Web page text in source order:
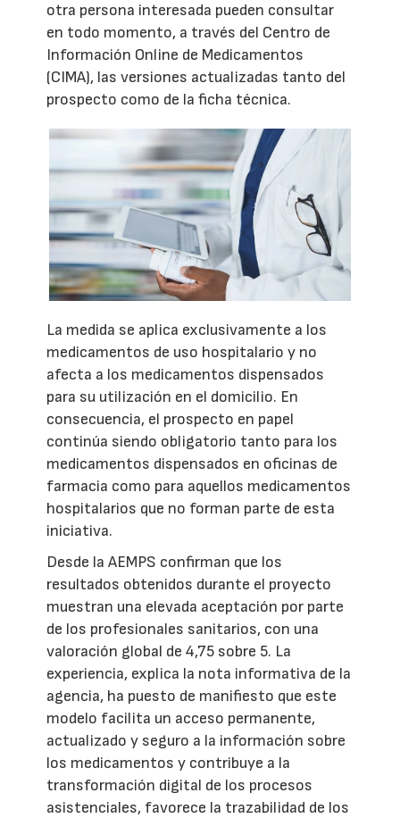
otra persona interesada pueden consultar
en todo momento, a través del Centro de
Información Online de Medicamentos
(CIMA), las versiones actualizadas tanto del
prospecto como de la ficha técnica.
La medida se aplica exclusivamente a los
medicamentos de uso hospitalario y no
afecta a los medicamentos dispensados
para su utilización en el domicilio. En
consecuencia, el prospecto en papel
continúa siendo obligatorio tanto para los
medicamentos dispensados en oficinas de
farmacia como para aquellos medicamentos
hospitalarios que no forman parte de esta
iniciativa.
Desde la AEMPS confirman que los
resultados obtenidos durante el proyecto
muestran una elevada aceptación por parte
de los profesionales sanitarios, con una
valoración global de 4,75 sobre 5. La
experiencia, explica la nota informativa de la
agencia, ha puesto de manifiesto que este
modelo facilita un acceso permanente,
actualizado y seguro a la información sobre
los medicamentos y contribuye a la
transformación digital de los procesos
asistenciales, favorece la trazabilidad de los